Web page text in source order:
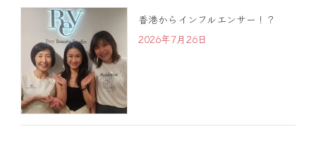
香港からインフルエンサー！？
2026年7月26日